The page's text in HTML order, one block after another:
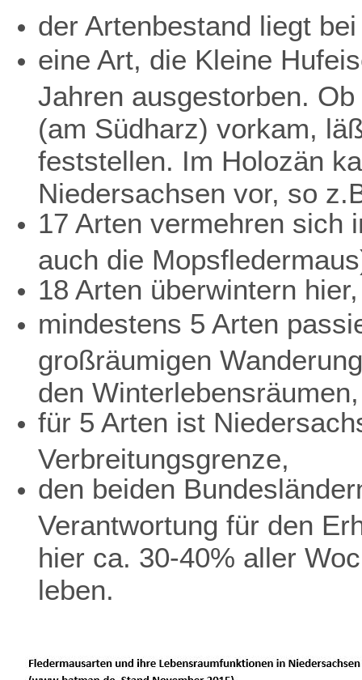
der Artenbestand liegt
eine Art, die Kleine
Jahren ausgestorben.
(am Südharz) vorkam,
feststellen. Im Holozän
Niedersachsen vor, so
17 Arten vermehren sich
auch die
18 Arten überwintern hier,
mindestens 5 Arten
großräumigen
den Winterlebensräumen,
für 5 Arten ist
Verbreitungsgrenze,
den beiden
Verantwortung für den
hier ca. 30-40% aller
leben.